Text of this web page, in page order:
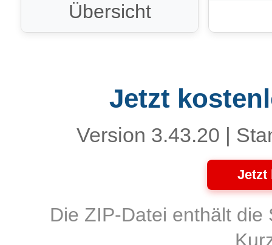
Übersicht
Jetzt
Version 3.43.20 |
Jetzt
Die ZIP-Datei enthält